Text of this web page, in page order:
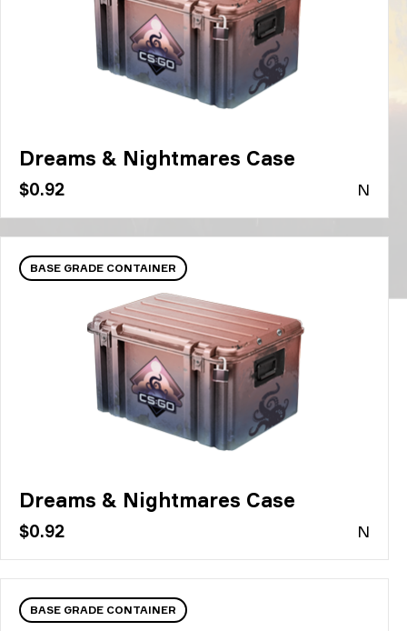
Dreams & Nightmares Case
$0.92 N
BASE GRADE CONTAINER
Dreams & Nightmares Case
$0.92 N
BASE GRADE CONTAINER